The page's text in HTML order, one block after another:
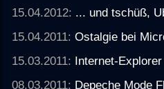
15.04.2012: ... und tschüß,
15.04.2011:Ostalgie bei
15.03.2011: Internet-
08.03.2011: Depeche Mode